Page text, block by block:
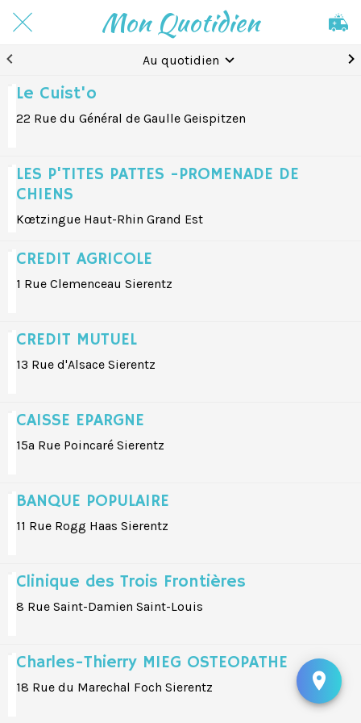
Mon Quotidien
Au quotidien
Le Cuist'o
22 Rue du Général de Gaulle Geispitzen
LES P'TITES PATTES -PROMENADE DE
CHIENS
Kœtzingue Haut-Rhin Grand Est
CREDIT AGRICOLE
1 Rue Clemenceau Sierentz
CREDIT MUTUEL
13 Rue d'Alsace Sierentz
CAISSE EPARGNE
15a Rue Poincaré Sierentz
BANQUE POPULAIRE
11 Rue Rogg Haas Sierentz
Clinique des Trois Frontières
8 Rue Saint-Damien Saint-Louis
Charles-Thierry MIEG OSTEOPATHE
18 Rue du Marechal Foch Sierentz